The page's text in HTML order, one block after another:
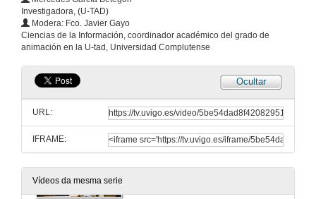
Investigadora, (U-TAD)
Modera: Fco. Javier Gayo
Ciencias de la Información, coordinador académico del grado de
animación en la U-tad, Universidad Complutense
Ocultar
URL:
IFRAME:
Vídeos da mesma serie
25 de out. de 2018
O videoxogo como ferramienta de comunicación
25 de out. de 2018
Videoxogos como ferramienta de comunicación